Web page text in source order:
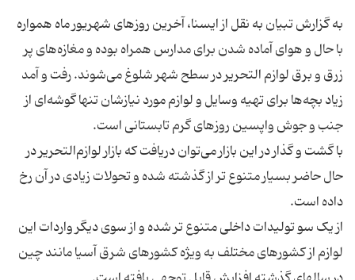
به گزارش تبیان به نقل از ایسنا، آخرین روزهای شهریور ماه همواره
با حال و هوای آماده شدن برای مدارس همراه بوده و مغازه‌های پر
زرق و برق لوازم التحریر در سطح شهر شلوغ می‌شوند. رفت و آمد
زیاد بچه‌ها برای تهیه وسایل و لوازم مورد نیازشان تنها گوشه‌ای از
با گشت و گذار در این بازار می‌توان دریافت که بازار لوازم‌التحریر در
حال حاضر بسیار متنوع تر از گذشته شده و تحولات زیادی در آن رخ
از یک سو تولیدات داخلی متنوع تر شده و از سوی دیگر واردات این
لوازم از کشورهای مختلف به ویژه کشورهای شرق آسیا مانند چین